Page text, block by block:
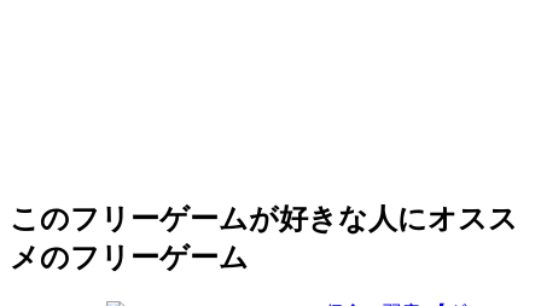
このフリーゲームが好きな人にオスス
メのフリーゲーム